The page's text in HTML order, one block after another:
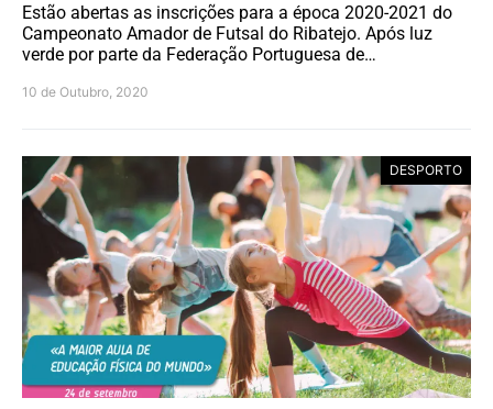
Estão abertas as inscrições para a época 2020-2021 do
Campeonato Amador de Futsal do Ribatejo. Após luz
verde por parte da Federação Portuguesa de…
10 de Outubro, 2020
DESPORTO